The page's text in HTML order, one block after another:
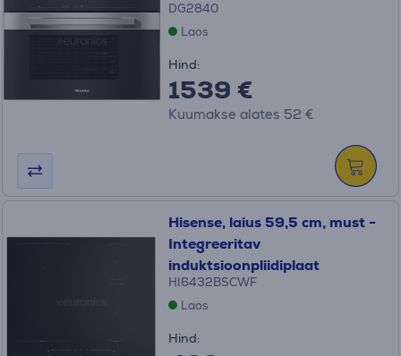
DG2840
Laos
Hind:
1539 €
Kuumakse alates 52 €
Hisense, laius 59,5 cm, must -
Integreeritav
induktsioonpliidiplaat
HI6432BSCWF
Laos
Hind: